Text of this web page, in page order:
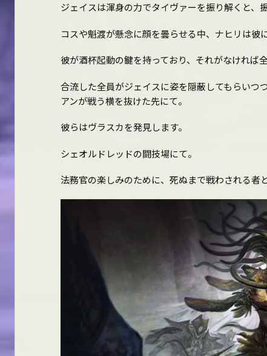
ジェイスは渾身の力でタイヴァーを振り解くと、
コスや魁渡が懸念に顔を曇らせる中、ナヒリは彼
彼が酒杯起動の鍵を持っており、それがなければ
合流した全員がジェイスに姿を隠蔽してもらいつ
アンが戦う横を抜けた先にて。
彼らはヴラスカを発見します。
シェオルドレッドの闘技場にて。
法務官の楽しみのために、死ぬまで戦わされる者